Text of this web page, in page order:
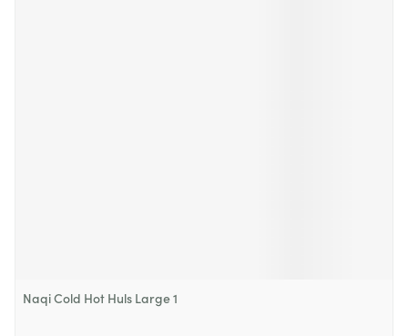
Naqi Cold Hot Huls Large 1